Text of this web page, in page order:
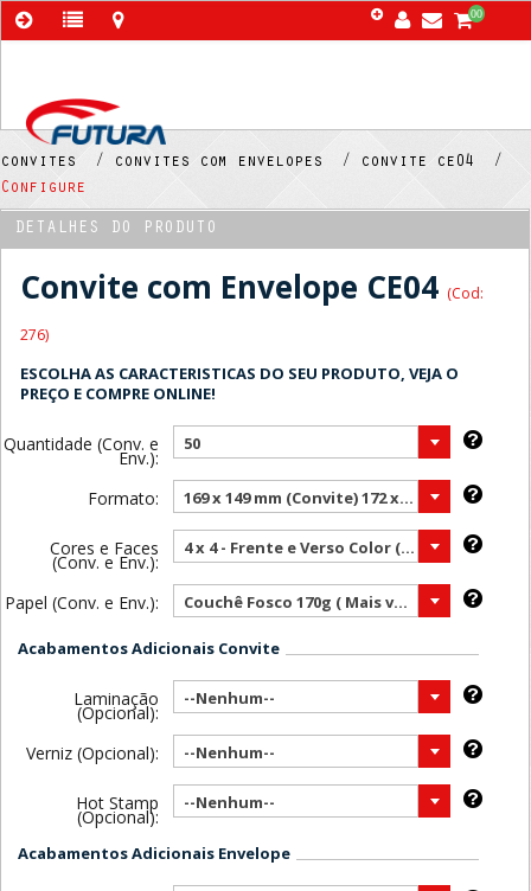
00
convites / convites com envelopes /
convite ce04 /
Configure
DETALHES DO PRODUTO
Convite com Envelope CE04 (Cod:
276)
ESCOLHA AS CARACTERISTICAS DO SEU PRODUTO, VEJA O
PREÇO E COMPRE ONLINE!
Quantidade (Conv. e
Env.):
50
Formato: 169 x 149 mm (Convite) 172 x 150 mm (Envelope) ( Mais vendido )
Cores e Faces
(Conv. e Env.):
4 x 4 - Frente e Verso Color ( Mais vendido )
Papel (Conv. e Env.): Couchê Fosco 170g ( Mais vendido )
Acabamentos Adicionais Convite
Laminação
(Opcional):
--Nenhum--
Verniz (Opcional): --Nenhum--
Hot Stamp
(Opcional):
--Nenhum--
Acabamentos Adicionais Envelope